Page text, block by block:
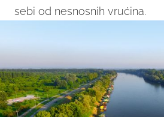
sebi od nesnosnih vrućina.